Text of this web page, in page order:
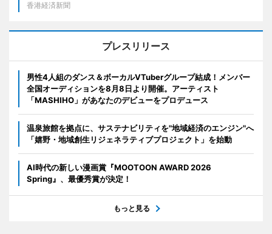
香港経済新聞
プレスリリース
男性4人組のダンス＆ボーカルVTuberグループ結成！メンバー
全国オーディションを8月8日より開催。アーティスト
「MASHIHO」があなたのデビューをプロデュース
温泉旅館を拠点に、サステナビリティを"地域経済のエンジン"へ
「嬉野・地域創生リジェネラティブプロジェクト」を始動
AI時代の新しい漫画賞『MOOTOON AWARD 2026
Spring』、最優秀賞が決定！
もっと見る